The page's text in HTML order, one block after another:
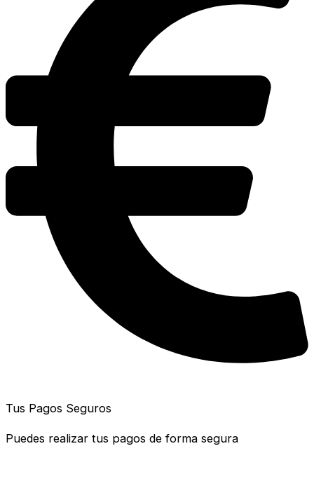
Tus Pagos Seguros
Puedes realizar tus pagos de forma segura